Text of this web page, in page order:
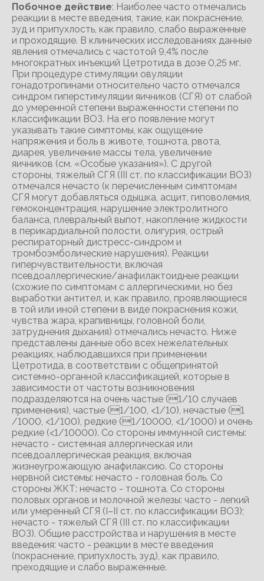
Побочное действие: Наиболее часто отмечались
реакции в месте введения, такие, как покраснение,
зуд и припухлость, как правило, слабо выраженные
и проходящие. В клинических исследованиях данные
явления отмечались с частотой 9,4% после
многократных инъекций Цетротида в дозе 0,25 мг.
При процедуре стимуляции овуляции
гонадотропинами относительно часто отмечался
синдром гиперстимуляции яичников (СГЯ) от слабой
до умеренной степени выраженности степени по
классификации ВОЗ. На его появление могут
указывать такие симптомы, как ощущение
напряжения и боль в животе, тошнота, рвота,
диарея, увеличение массы тела, увеличение
яичников (см. «Особые указания»). С другой
стороны, тяжелый СГЯ (III ст. по классификации ВОЗ)
отмечался нечасто (к перечисленным симптомам
СГЯ могут добавляться одышка, асцит, гиповолемия,
гемоконцентрация, нарушение электролитного
баланса, плевральный выпот, накопление жидкости
в перикардиальной полости, олигурия, острый
респираторный дистресс-синдром и
тромбоэмболические нарушения). Реакции
гиперчувствительности, включая
псевдоаллергические/анафилактоидные реакции
(схожие по симптомам с аллергическими, но без
выработки антител, и, как правило, проявляющиеся
в той или иной степени в виде покраснения кожи,
чувства жара, крапивницы, головной боли,
затруднения дыхания) отмечались нечасто. Ниже
представлены данные обо всех нежелательных
реакциях, наблюдавшихся при применении
Цетротида, в соответствии с общепринятой
системно-органной классификацией, которые в
зависимости от частоты возникновения
подразделяются на очень частые (1/10 случаев
применения), частые (1/100, <1/10), нечастые (1
/1000, <1/100), редкие (1/10000, <1/1000) и очень
редкие (<1/10000). Со стороны иммунной системы:
нечасто - системная аллергическая или
псевдоаллергическая реакция, включая
жизнеугрожающую анафилаксию. Со стороны
нервной системы: нечасто - головная боль. Со
стороны ЖКТ: нечасто - тошнота. Со стороны
половых органов и молочной железы: часто - легкий
или умеренный СГЯ (I–II ст. по классификации ВОЗ);
нечасто - тяжелый СГЯ (III ст. по классификации
ВОЗ). Общие расстройства и нарушения в месте
введения: часто - реакции в месте введения
(покраснение, припухлость, зуд), как правило,
преходящие и слабо выраженные.